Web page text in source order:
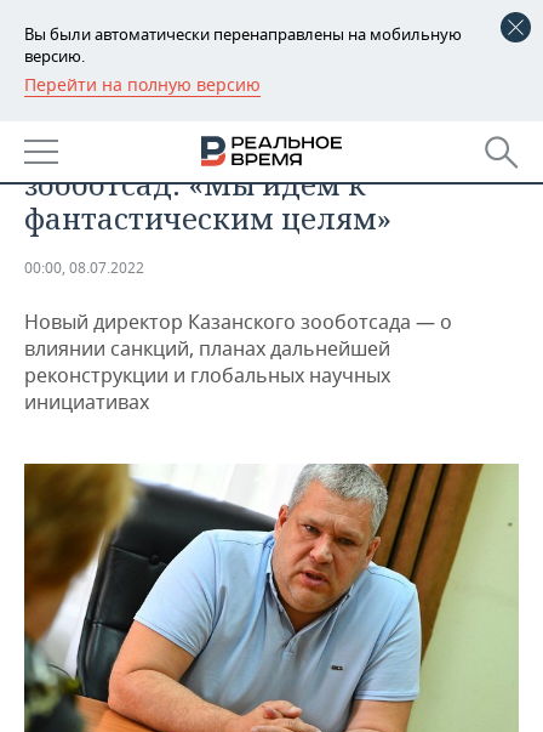
Вы были автоматически перенаправлены на мобильную
версию.
Перейти на полную версию
РЕГИОНЫ
БАШКОРТОСТАН
ТАТАРСТАН
НОВОСТИ
АНАЛИТИКА
ДЕКЛАРАЦИИ О ДОХОДАХ
КОРОЛИ ГОСЗАКАЗА ПФО
КОМУ ПРИНАДЛЕЖАТ
ТОРГОВЫЕ ЦЕНТРЫ
ТАТАРСТАНА
НОВОСТИ ЭКОНОМИКИ
ФИНАНСЫ
БЮДЖЕТ
ИНВЕСТИЦИИ
ПРОМЫШЛЕННОСТЬ
НОВОСТИ
ПРОМЫШЛЕННОСТИ
МАШИНОСТРОЕНИЕ
НЕФТЕХИМИЯ
НЕФТЬ
ОПК
ЭНЕРГЕТИКА
НЕДВИЖИМОСТЬ
НОВОСТИ АВТО
БИЗНЕС
НОВОСТИ БИЗНЕСА
РОЗНИЧНАЯ ТОРГОВЛЯ
ТРАНСПОРТ
УСЛУГИ
ТЕХНОЛОГИИ
НОВОСТИ ТЕХНОЛОГИЙ
IT
МЕДИА
МЕРОПРИЯТИЯ
НОВОСТИ МЕРОПРИЯТИЙ
ВЫЕЗДНАЯ РЕДАКЦИЯ
СПОРТ
НОВОСТИ СПОРТА
ОБЩЕСТВО
Сергей Павлов, Казанский
зооботсад: «Мы идем к
фантастическим целям»
00:00, 08.07.2022
Новый директор Казанского зооботсада — о
влиянии санкций, планах дальнейшей
реконструкции и глобальных научных
инициативах